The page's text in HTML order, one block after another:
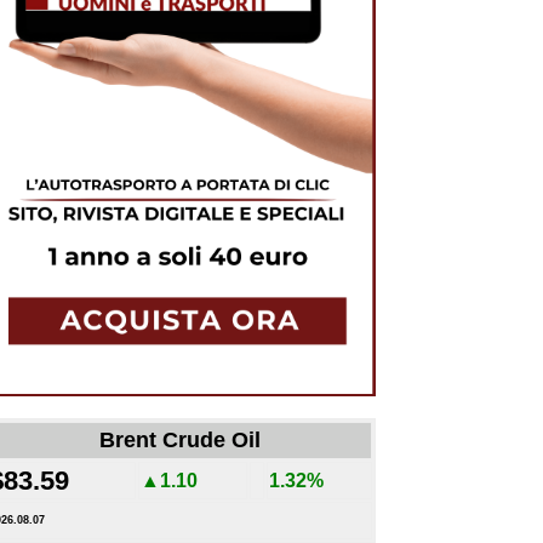
Brent Crude Oil
▲1.10 1.32%